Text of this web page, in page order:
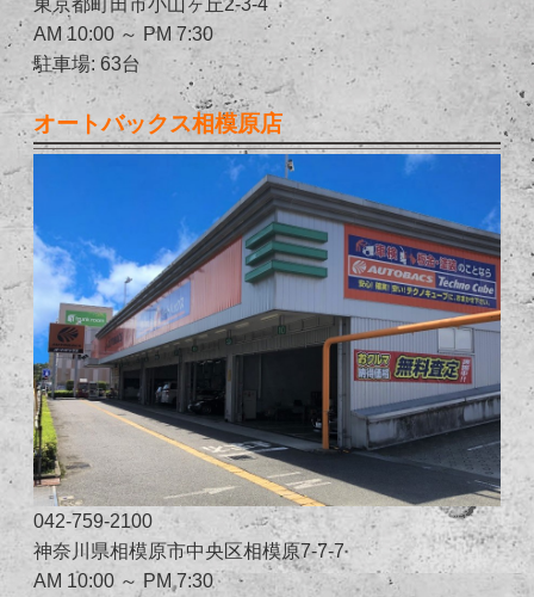
AM 10:00 ～ PM 7:30
駐車場: 63台
オートバックス相模原店
042-759-2100
神奈川県相模原市中央区相模原7-7-7
AM 10:00 ～ PM 7:30